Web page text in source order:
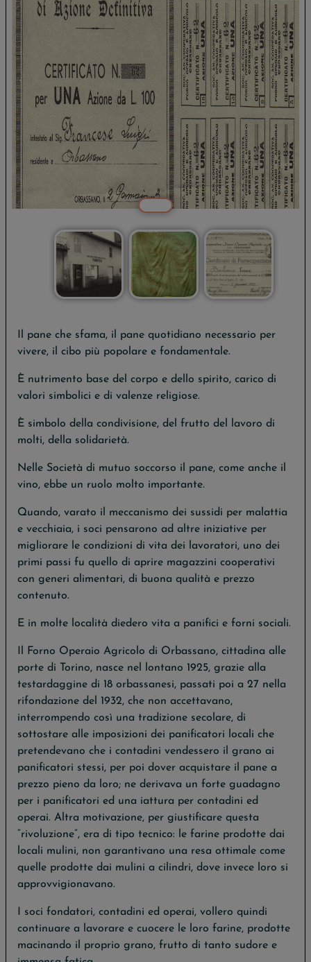
Il pane che sfama, il pane quotidiano necessario per
vivere, il cibo più popolare e fondamentale.
È nutrimento base del corpo e dello spirito, carico di
valori simbolici e di valenze religiose.
È simbolo della condivisione, del frutto del lavoro di
molti, della solidarietà.
Nelle Società di mutuo soccorso il pane, come anche il
vino, ebbe un ruolo molto importante.
Quando, varato il meccanismo dei sussidi per malattia
e vecchiaia, i soci pensarono ad altre iniziative per
migliorare le condizioni di vita dei lavoratori, uno dei
primi passi fu quello di aprire magazzini cooperativi
con generi alimentari, di buona qualità e prezzo
contenuto.
E in molte località diedero vita a panifici e forni sociali.
Il Forno Operaio Agricolo di Orbassano, cittadina alle
porte di Torino, nasce nel lontano 1925, grazie alla
testardaggine di 18 orbassanesi, passati poi a 27 nella
rifondazione del 1932, che non accettavano,
interrompendo così una tradizione secolare, di
sottostare alle imposizioni dei panificatori locali che
pretendevano che i contadini vendessero il grano ai
panificatori stessi, per poi dover acquistare il pane a
prezzo pieno da loro; ne derivava un forte guadagno
per i panificatori ed una iattura per contadini ed
operai. Altra motivazione, per giustificare questa
“rivoluzione”, era di tipo tecnico: le farine prodotte dai
locali mulini, non garantivano una resa ottimale come
quelle prodotte dai mulini a cilindri, dove invece loro si
approvvigionavano.
I soci fondatori, contadini ed operai, vollero quindi
continuare a lavorare e cuocere le loro farine, prodotte
macinando il proprio grano, frutto di tanto sudore e